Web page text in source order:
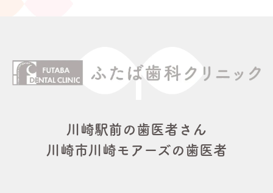
川崎駅前の歯医者さん
川崎市川崎モアーズの歯医者